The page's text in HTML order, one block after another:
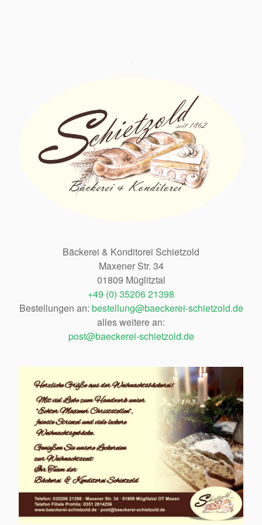
Bäckerei & Konditorei Schietzold
Maxener Str. 34
01809 Müglitztal
+49 (0) 35206 21398
Bestellungen an: bestellung@baeckerei-schietzold.de
alles weitere an:
post@baeckerei-schietzold.de